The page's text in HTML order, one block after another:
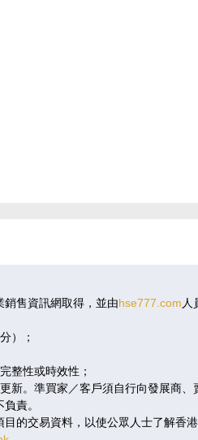
銷售資訊網取得，並由hse777.com 人
）；
整性或時效性；
。準買家／客戶須自行向發展商
責。
的交易資料，以使公眾人士了解香